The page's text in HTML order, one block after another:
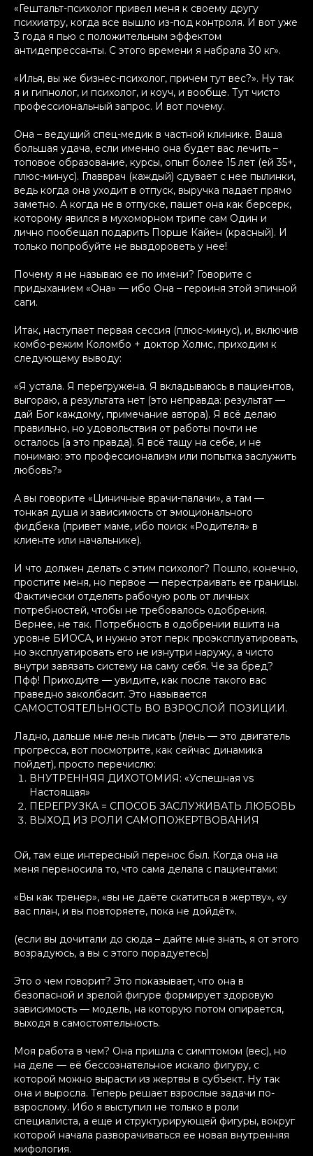
«Гештальт-психолог привел меня к своему другу
психиатру, когда все вышло из-под контроля. И вот уже
3 года я пью с положительным эффектом
антидепрессанты. С этого времени я набрала 30 кг».
«Илья, вы же бизнес-психолог, причем тут вес?». Ну так
я и гипнолог, и психолог, и коуч, и вообще. Тут чисто
профессиональный запрос. И вот почему.
Она – ведущий спец-медик в частной клинике. Ваша
большая удача, если именно она будет вас лечить –
топовое образование, курсы, опыт более 15 лет (ей 35+,
плюс-минус). Главврач (каждый) сдувает с нее пылинки,
ведь когда она уходит в отпуск, выручка падает прямо
заметно. А когда не в отпуске, пашет она как берсерк,
которому явился в мухоморном трипе сам Один и
лично пообещал подарить Порше Кайен (красный). И
только попробуйте не выздороветь у нее!
Почему я не называю ее по имени? Говорите с
придыханием «Она» — ибо Она – героиня этой эпичной
саги.
Итак, наступает первая сессия (плюс-минус), и, включив
комбо-режим Коломбо + доктор Холмс, приходим к
следующему выводу:
«Я устала. Я перегружена. Я вкладываюсь в пациентов,
выгораю, а результата нет (это неправда: результат —
дай Бог каждому, примечание автора). Я всё делаю
правильно, но удовольствия от работы почти не
осталось (а это правда). Я всё тащу на себе, и не
понимаю: это профессионализм или попытка заслужить
любовь?»
А вы говорите «Циничные врачи-палачи», а там —
тонкая душа и зависимость от эмоционального
фидбека (привет маме, ибо поиск «Родителя» в
клиенте или начальнике).
И что должен делать с этим психолог? Пошло, конечно,
простите меня, но первое — перестраивать ее границы.
Фактически отделять рабочую роль от личных
потребностей, чтобы не требовалось одобрения.
Вернее, не так. Потребность в одобрении вшита на
уровне БИОСА, и нужно этот перк проэксплуатировать,
но эксплуатировать его не изнутри наружу, а чисто
внутри завязать систему на саму себя. Че за бред?
Пфф! Приходите — увидите, как после такого вас
праведно заколбасит. Это называется
САМОСТОЯТЕЛЬНОСТЬ ВО ВЗРОСЛОЙ ПОЗИЦИИ.
Ладно, дальше мне лень писать (лень — это двигатель
прогресса, вот посмотрите, как сейчас динамика
пойдет), просто перечислю:
ВНУТРЕННЯЯ ДИХОТОМИЯ: «Успешная vs
Настоящая»
ПЕРЕГРУЗКА = СПОСОБ ЗАСЛУЖИВАТЬ ЛЮБОВЬ
ВЫХОД ИЗ РОЛИ САМОПОЖЕРТВОВАНИЯ
Ой, там еще интересный перенос был. Когда она на
меня переносила то, что сама делала с пациентами:
«Вы как тренер», «вы не даёте скатиться в жертву», «у
вас план, и вы повторяете, пока не дойдёт».
(если вы дочитали до сюда – дайте мне знать, я от этого
возрадуюсь, а вы с этого порадуетесь)
Это о чем говорит? Это показывает, что она в
безопасной и зрелой фигуре формирует здоровую
зависимость — модель, на которую потом опирается,
выходя в самостоятельность.
Моя работа в чем? Она пришла с симптомом (вес), но
на деле — её бессознательное искало фигуру, с
которой можно вырасти из жертвы в субъект. Ну так
она и выросла. Теперь решает взрослые задачи по-
взрослому. Ибо я выступил не только в роли
специалиста, а еще и структурирующей фигуры, вокруг
которой начала разворачиваться ее новая внутренняя
мифология.